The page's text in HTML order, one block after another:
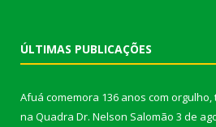
ÚLTIMAS PUBLICAÇÕES
Afuá comemora 136 anos com
na Quadra Dr. Nelson Salomão 3 de